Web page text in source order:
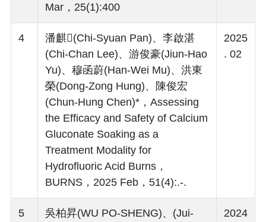
Mar，25(1):400
4
潘麒(Chi-Syuan Pan)、李啟湛
(Chi-Chan Lee)、游俊豪(Jiun-Hao
Yu)、穆函蔚(Han-Wei Mu)、洪東
榮(Dong-Zong Hung)、陳俊宏
(Chun-Hung Chen)*，Assessing
the Efficacy and Safety of Calcium
Gluconate Soaking as a
Treatment Modality for
Hydrofluoric Acid Burns，
BURNS，2025 Feb，51(4):.-.
2025
. 02
5
吳柏昇(WU PO-SHENG)、(Jui-
2024